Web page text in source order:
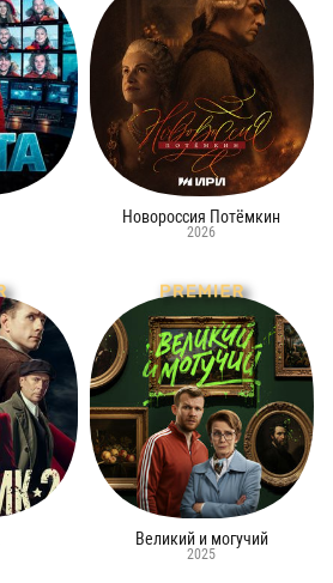
Новороссия Потёмкин
2026
Великий и могучий
2025